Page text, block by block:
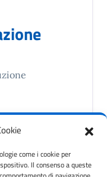
come i cookie per
Il consenso a queste